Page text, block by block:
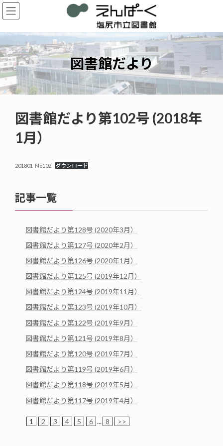
コ
ン
ン
ツ
へ
ス
キ
ッ
プ
ナ
ビ
ー
シ
ョ
ン
に
移
動
図書館だより
図書館だより第102号 (2018年
1月）
201801-No102 ダウンロード
記事一覧
図書館だより第128号 (2020年3月）
図書館だより第127号 (2020年2月）
図書館だより第126号 (2020年1月）
図書館だより第125号 (2019年12月）
図書館だより第124号 (2019年11月）
図書館だより第123号 (2019年10月）
図書館だより第122号 (2019年9月）
図書館だより第121号 (2019年8月）
図書館だより第120号 (2019年7月）
図書館だより第119号 (2019年6月）
図書館だより第118号 (2019年5月）
図書館だより第117号 (2019年4月）
1 2 3 4 5 6 ... 8 >>